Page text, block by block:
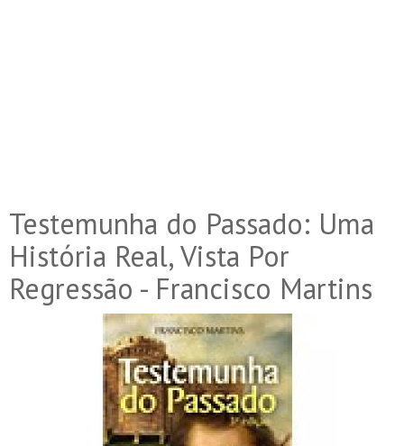
Testemunha do Passado: Uma
História Real, Vista Por
Regressão - Francisco Martins